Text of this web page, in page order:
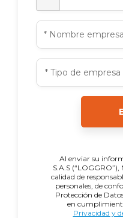
Al enviar su
S.A.S (“LOGGRO”),
calidad de
personales, de
Protección de
en
Privacidad y